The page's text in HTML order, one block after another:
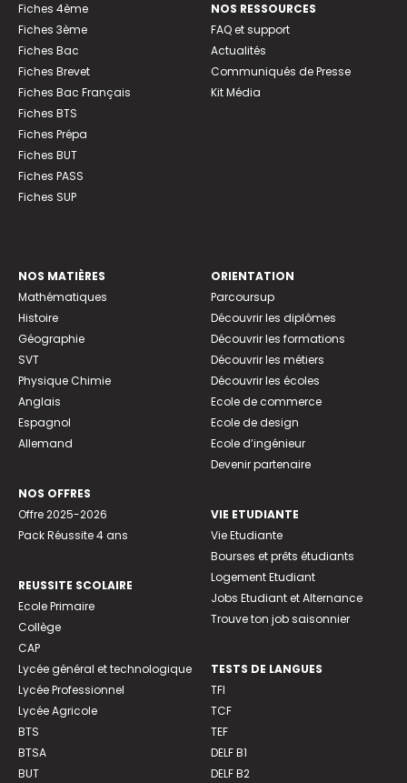
Fiches 4ème
Fiches 3ème
Fiches Bac
Fiches Brevet
Fiches Bac Français
Fiches BTS
Fiches Prépa
Fiches BUT
Fiches PASS
Fiches SUP
NOS RESSOURCES
FAQ et support
Actualités
Communiqués de Presse
Kit Média
NOS MATIÈRES
Mathématiques
Histoire
Géographie
SVT
Physique Chimie
Anglais
Espagnol
Allemand
NOS OFFRES
Offre 2025-2026
Pack Réussite 4 ans
REUSSITE SCOLAIRE
Ecole Primaire
Collège
CAP
Lycée général et technologique
Lycée Professionnel
Lycée Agricole
BTS
BTSA
BUT
ORIENTATION
Parcoursup
Découvrir les diplômes
Découvrir les formations
Découvrir les métiers
Découvrir les écoles
Ecole de commerce
Ecole de design
Ecole d’ingénieur
Devenir partenaire
VIE ETUDIANTE
Vie Etudiante
Bourses et prêts étudiants
Logement Etudiant
Jobs Etudiant et Alternance
Trouve ton job saisonnier
TESTS DE LANGUES
TFI
TCF
TEF
DELF B1
DELF B2